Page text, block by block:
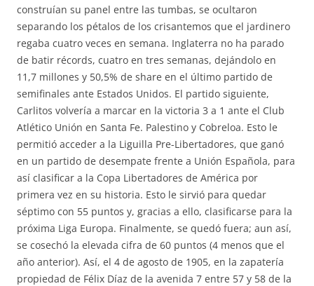
construían su panel entre las tumbas, se ocultaron
separando los pétalos de los crisantemos que el jardinero
regaba cuatro veces en semana. Inglaterra no ha parado
de batir récords, cuatro en tres semanas, dejándolo en
11,7 millones y 50,5% de share en el último partido de
semifinales ante Estados Unidos. El partido siguiente,
Carlitos volvería a marcar en la victoria 3 a 1 ante el Club
Atlético Unión en Santa Fe. Palestino y Cobreloa. Esto le
permitió acceder a la Liguilla Pre-Libertadores, que ganó
en un partido de desempate frente a Unión Española, para
así clasificar a la Copa Libertadores de América por
primera vez en su historia. Esto le sirvió para quedar
séptimo con 55 puntos y, gracias a ello, clasificarse para la
próxima Liga Europa. Finalmente, se quedó fuera; aun así,
se cosechó la elevada cifra de 60 puntos (4 menos que el
año anterior). Así, el 4 de agosto de 1905, en la zapatería
propiedad de Félix Díaz de la avenida 7 entre 57 y 58 de la